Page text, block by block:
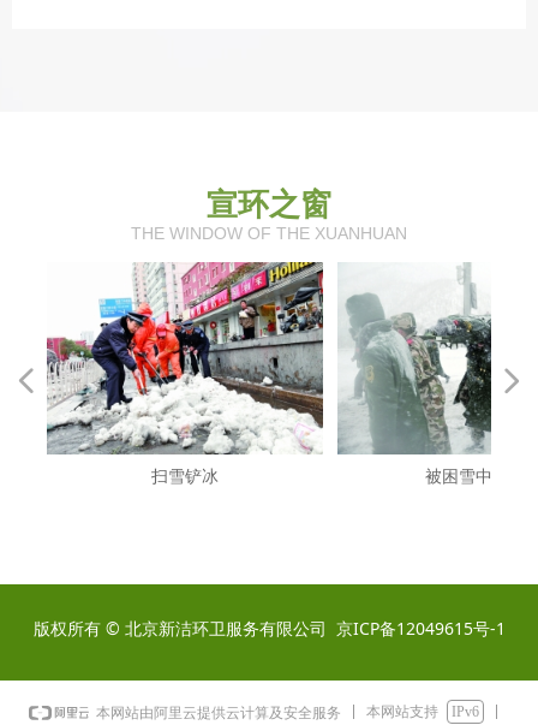
宣环之窗
THE WINDOW OF THE XUANHUAN
扫雪铲冰 被困雪中群众
넳 넲
版权所有 © 北京新洁环卫服务有限公司 京ICP备12049615号-1
本网站由阿里云提供云计算及安全服务 本网站支持
IPv6